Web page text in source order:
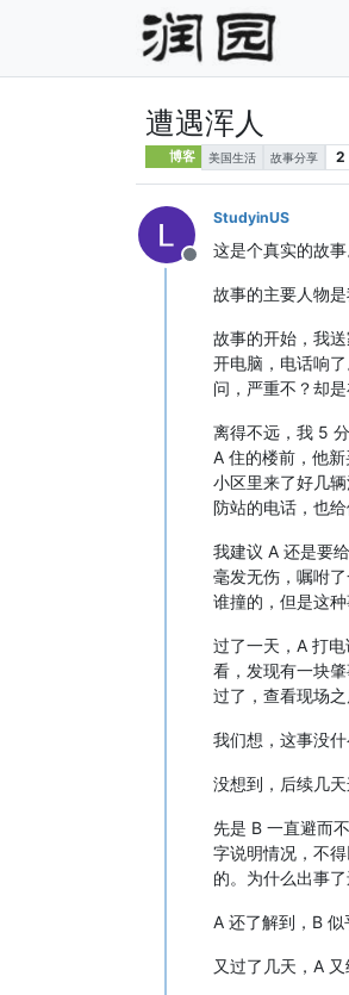
遭遇浑人
博客 美国生活 故事分享 2
Offline
StudyinUS
这是个真实的故
故事的主要人物
故事的开始，我
开电脑，电话响
问，严重不？却
离得不远，我 5
A 住的楼前，他
小区里来了好几
防站的电话，也
我建议 A 还是要
毫发无伤，嘱咐
谁撞的，但是这
过了一天，A 打
看，发现有一块
过了，查看现场
我们想，这事没
没想到，后续几
先是 B 一直避而
字说明情况，不
的。为什么出事
A 还了解到，B
又过了几天，A